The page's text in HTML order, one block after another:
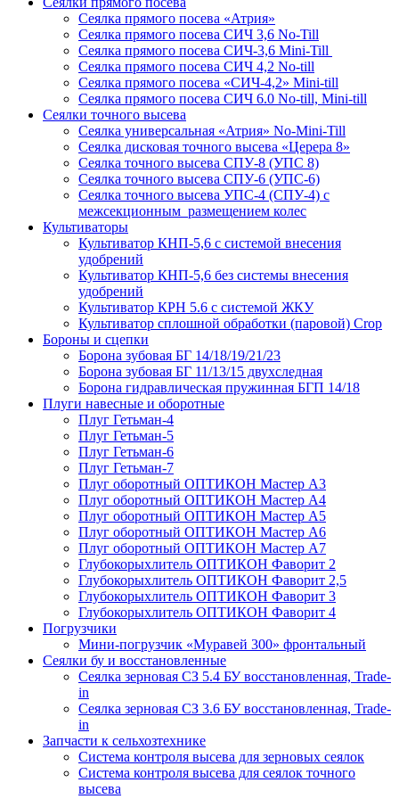
Сеялка прямого посева «Атрия»
Сеялка прямого посева СИЧ 3,6 No-Till
Сеялка прямого посева СИЧ-3,6 Mini-Till
Сеялка прямого посева СИЧ 4,2 No-till
Сеялка прямого посева «СИЧ-4,2» Mini-till
Сеялка прямого посева СИЧ 6.0 No-till, Mini-till
Сеялки точного высева
Сеялка универсальная «Атрия» No-Mini-Till
Сеялка дисковая точного высева «Церера 8»
Сеялка точного высева СПУ-8 (УПС 8)
Сеялка точного высева СПУ-6 (УПС-6)
Сеялка точного высева УПС-4 (СПУ-4) с
межсекционным размещением колес
Культиваторы
Культиватор КНП-5,6 с системой внесения
удобрений
Культиватор КНП-5,6 без системы внесения
удобрений
Культиватор КРН 5.6 с системой ЖКУ
Культиватор сплошной обработки (паровой) Crop
Бороны и сцепки
Борона зубовая БГ 14/18/19/21/23
Борона зубовая БГ 11/13/15 двухследная
Борона гидравлическая пружинная БГП 14/18
Плуги навесные и оборотные
Плуг Гетьман-4
Плуг Гетьман-5
Плуг Гетьман-6
Плуг Гетьман-7
Плуг оборотный ОПТИКОН Мастер А3
Плуг оборотный ОПТИКОН Мастер А4
Плуг оборотный ОПТИКОН Мастер А5
Плуг оборотный ОПТИКОН Мастер А6
Плуг оборотный ОПТИКОН Мастер А7
Глубокорыхлитель ОПТИКОН Фаворит 2
Глубокорыхлитель ОПТИКОН Фаворит 2,5
Глубокорыхлитель ОПТИКОН Фаворит 3
Глубокорыхлитель ОПТИКОН Фаворит 4
Погрузчики
Мини-погрузчик «Муравей 300» фронтальный
Сеялки бу и восстановленные
Сеялка зерновая СЗ 5.4 БУ восстановленная, Trade-
in
Сеялка зерновая СЗ 3.6 БУ восстановленная, Trade-
in
Запчасти к сельхозтехнике
Система контроля высева для зерновых сеялок
Система контроля высева для сеялок точного
высева